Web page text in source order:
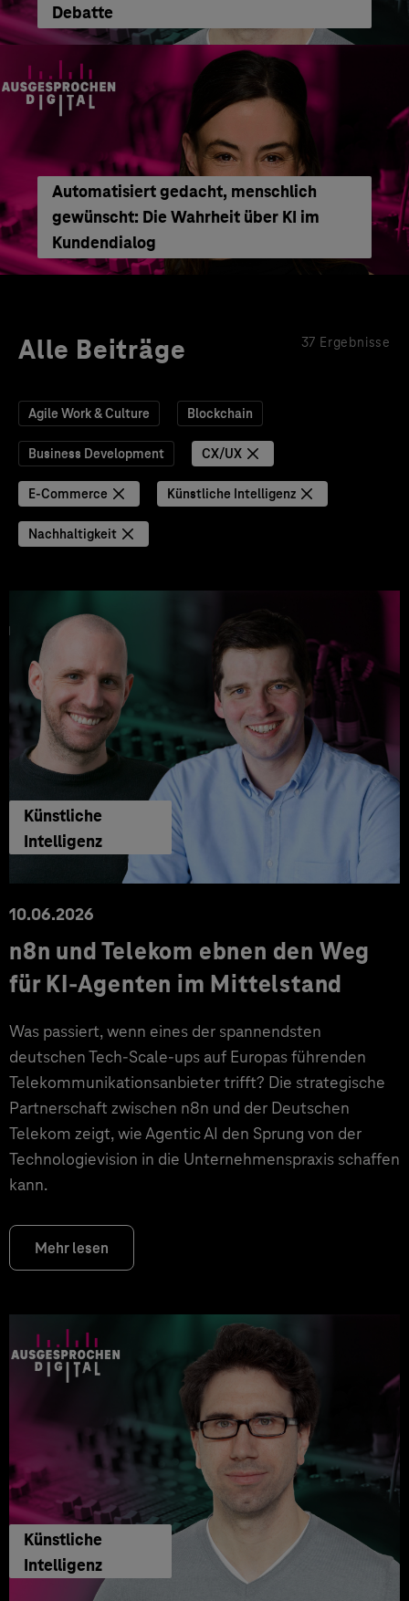
Debatte
Automatisiert gedacht, menschlich
gewünscht: Die Wahrheit über KI im
Kundendialog
Alle Beiträge 37 Ergebnisse
Agile Work & Culture Blockchain
Business Development CX/UX
E-Commerce Künstliche Intelligenz
Nachhaltigkeit
Künstliche
Intelligenz
10.06.2026
n8n und Telekom ebnen den Weg
für KI-Agenten im Mittelstand
Was passiert, wenn eines der spannendsten
deutschen Tech-Scale-ups auf Europas führenden
Telekommunikationsanbieter trifft? Die strategische
Partnerschaft zwischen n8n und der Deutschen
Telekom zeigt, wie Agentic AI den Sprung von der
Technologievision in die Unternehmenspraxis schaffen
kann.
Mehr lesen
Künstliche
Intelligenz